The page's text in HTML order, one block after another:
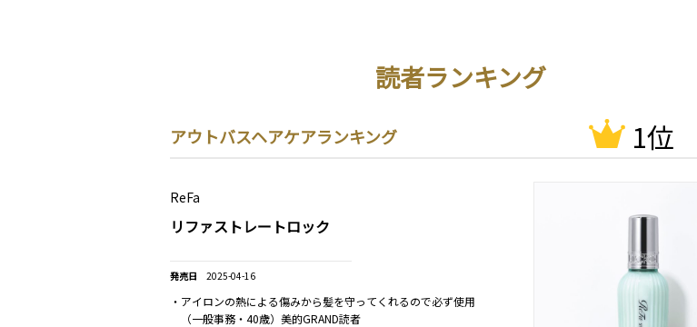
読者ランキング
アウトバスヘアケアランキング 1位
ReFa
リファストレートロック
2025-04-16
・アイロンの熱による傷みから髪を守ってくれるので必ず使用
（一般事務・40歳）美的GRAND読者